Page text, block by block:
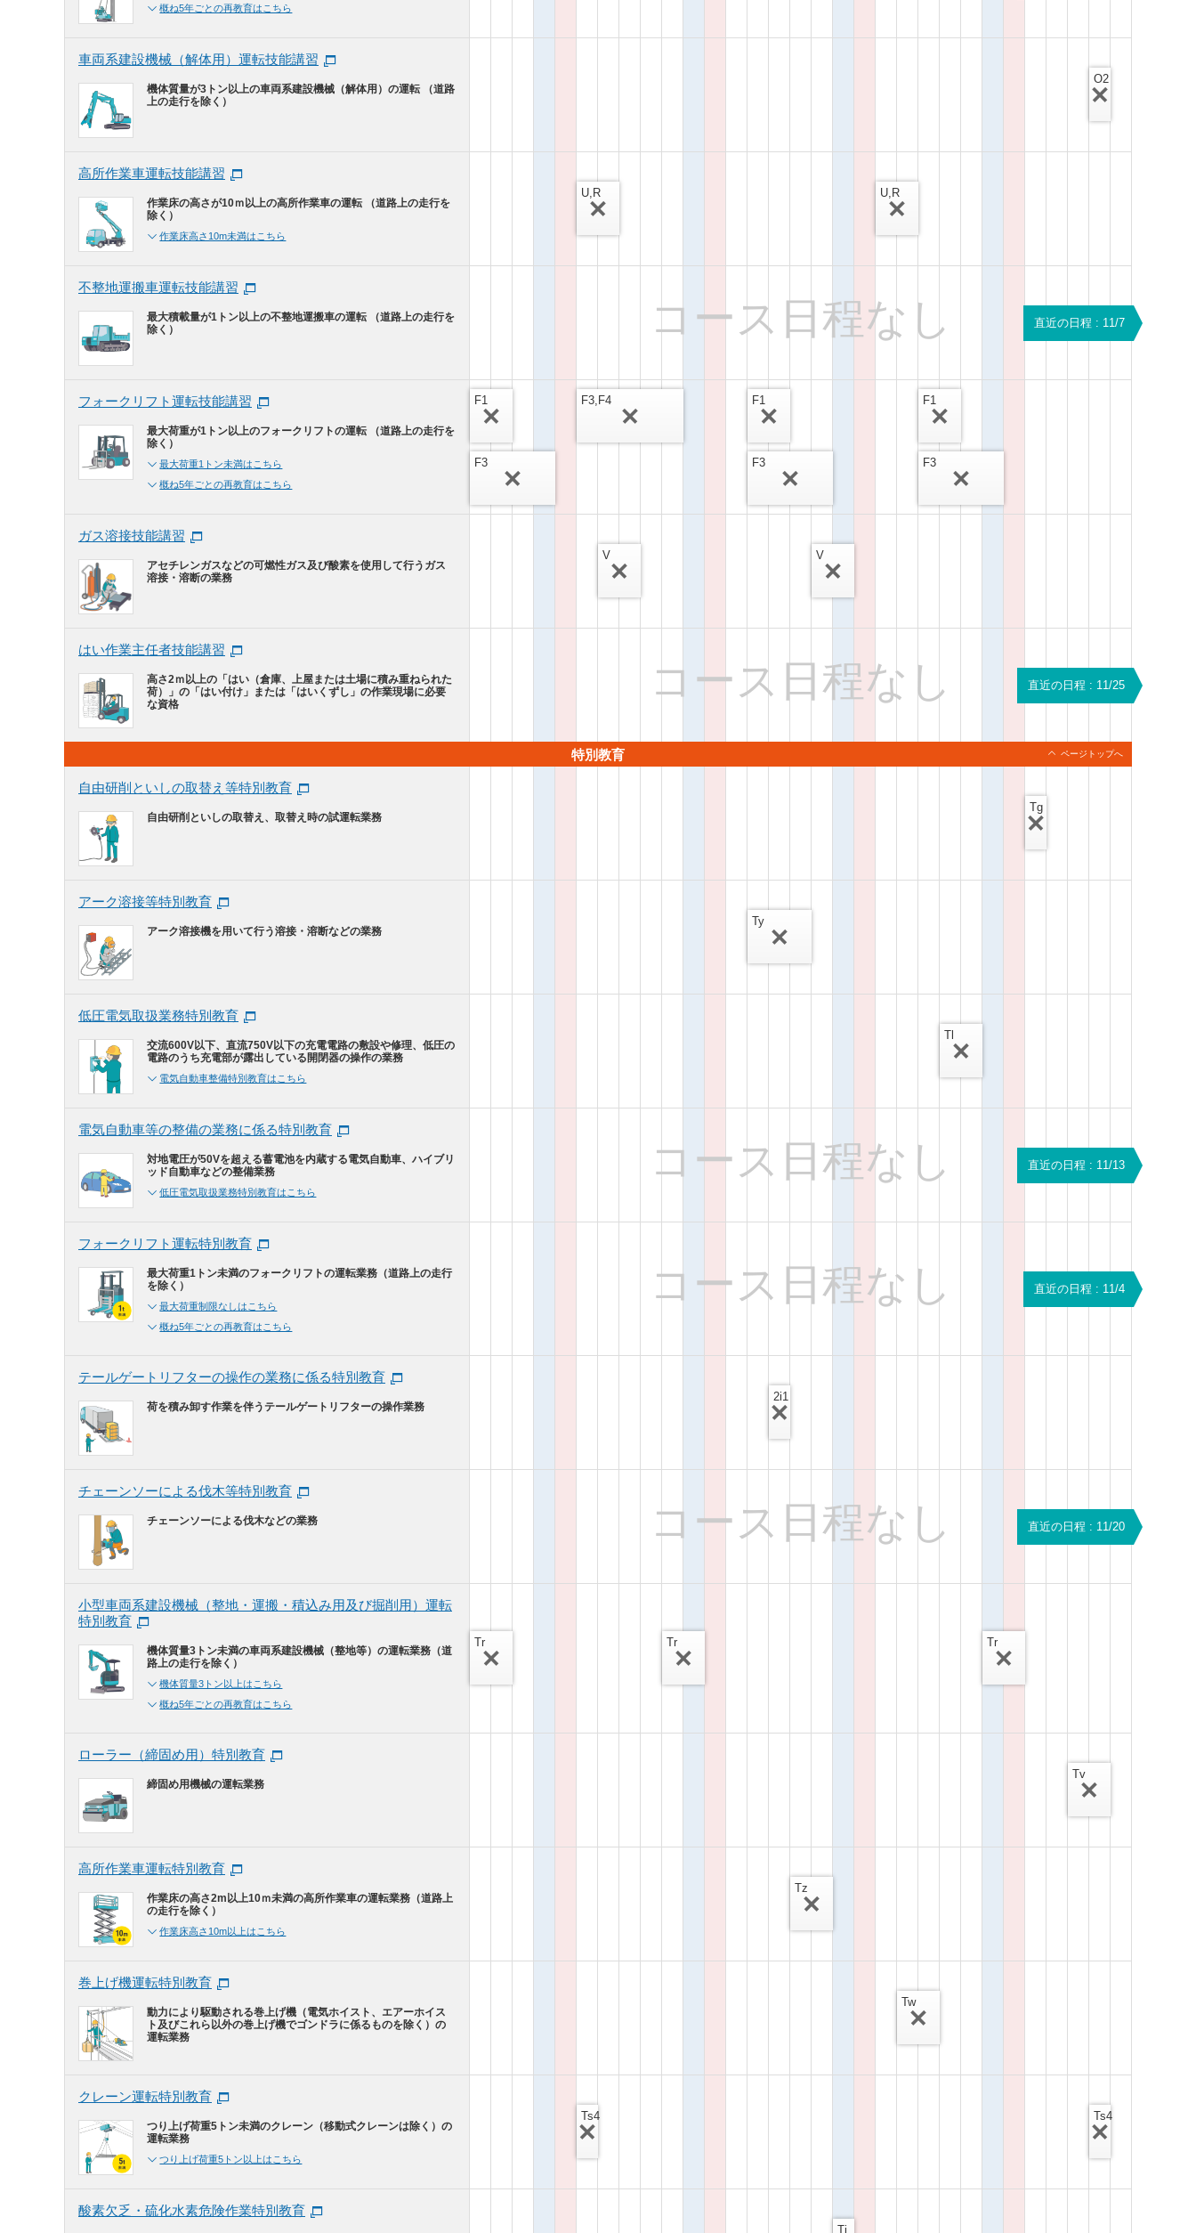
概ね5年ごとの再教育はこちら
車両系建設機械（解体用）運転技能講習
機体質量が3トン以上の車両系建設機械（解体用）の運転 （道路
上の走行を除く）
O2
高所作業車運転技能講習
作業床の高さが10ｍ以上の高所作業車の運転 （道路上の走行を
除く）
作業床高さ10m未満はこちら
U,R U,R
不整地運搬車運転技能講習
最大積載量が1トン以上の不整地運搬車の運転 （道路上の走行を
除く）
コース日程なし 直近の日程 : 11/7
フォークリフト運転技能講習
最大荷重が1トン以上のフォークリフトの運転 （道路上の走行を
除く）
最大荷重1トン未満はこちら
概ね5年ごとの再教育はこちら
F1
F3
F3,F4 F1
F3
F1
F3
ガス溶接技能講習
アセチレンガスなどの可燃性ガス及び酸素を使用して行うガス
溶接・溶断の業務
V V
はい作業主任者技能講習
高さ2ｍ以上の「はい（倉庫、上屋または土場に積み重ねられた
荷）」の「はい付け」または「はいくずし」の作業現場に必要
な資格
コース日程なし 直近の日程 : 11/25
特別教育 ページトップへ
自由研削といしの取替え等特別教育
自由研削といしの取替え、取替え時の試運転業務
Tg
アーク溶接等特別教育
アーク溶接機を用いて行う溶接・溶断などの業務
Ty
低圧電気取扱業務特別教育
交流600V以下、直流750V以下の充電電路の敷設や修理、低圧の
電路のうち充電部が露出している開閉器の操作の業務
電気自動車整備特別教育はこちら
Tl
電気自動車等の整備の業務に係る特別教育
対地電圧が50Vを超える蓄電池を内蔵する電気自動車、ハイブリ
ッド自動車などの整備業務
低圧電気取扱業務特別教育はこちら
コース日程なし 直近の日程 : 11/13
フォークリフト運転特別教育
最大荷重1トン未満のフォークリフトの運転業務（道路上の走行
を除く）
最大荷重制限なしはこちら
概ね5年ごとの再教育はこちら
コース日程なし 直近の日程 : 11/4
テールゲートリフターの操作の業務に係る特別教育
荷を積み卸す作業を伴うテールゲートリフターの操作業務
2i1
チェーンソーによる伐木等特別教育
チェーンソーによる伐木などの業務 コース日程なし 直近の日程 : 11/20
小型車両系建設機械（整地・運搬・積込み用及び掘削用）運転
特別教育
機体質量3トン未満の車両系建設機械（整地等）の運転業務（道
路上の走行を除く）
機体質量3トン以上はこちら
概ね5年ごとの再教育はこちら
Tr Tr Tr
ローラー（締固め用）特別教育
締固め用機械の運転業務
Tv
高所作業車運転特別教育
作業床の高さ2m以上10ｍ未満の高所作業車の運転業務（道路上
の走行を除く）
作業床高さ10m以上はこちら
Tz
巻上げ機運転特別教育
動力により駆動される巻上げ機（電気ホイスト、エアーホイス
ト及びこれら以外の巻上げ機でゴンドラに係るものを除く）の
運転業務
Tw
クレーン運転特別教育
つり上げ荷重5トン未満のクレーン（移動式クレーンは除く）の
運転業務
つり上げ荷重5トン以上はこちら
Ts4 Ts4
酸素欠乏・硫化水素危険作業特別教育
Tj